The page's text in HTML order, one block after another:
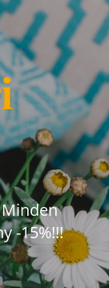
Minden
-15%!!!